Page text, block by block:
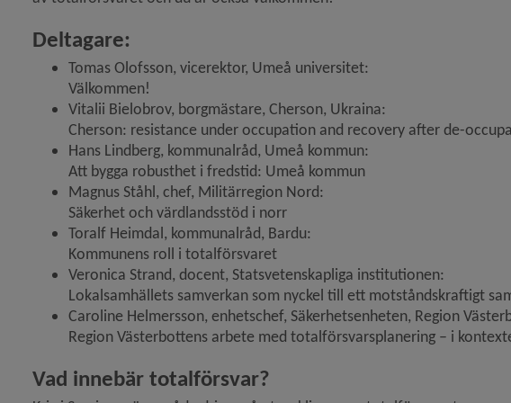
Deltagare:
Tomas Olofsson, vicerektor, Umeå universitet:
Välkommen!
Vitalii Bielobrov, borgmästare, Cherson, Ukraina:
Cherson: resistance under occupation and recovery after de-
Hans Lindberg, kommunalråd, Umeå kommun:
Att bygga robusthet i fredstid: Umeå kommun
Magnus Ståhl, chef, Militärregion Nord:
Säkerhet och värdlandsstöd i norr
Toralf Heimdal, kommunalråd, Bardu:
Kommunens roll i totalförsvaret
Veronica Strand, docent, Statsvetenskapliga institutionen:
Lokalsamhällets samverkan som nyckel till ett motståndskraftigt
Caroline Helmersson, enhetschef, Säkerhetsenheten, Region
Region Västerbottens arbete med totalförsvarsplanering – i
Vad innebär totalförsvar?